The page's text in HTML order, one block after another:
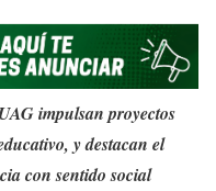
impulsan proyectos
y destacan el
con sentido social